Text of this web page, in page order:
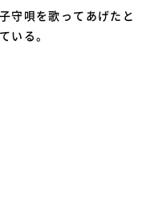
守唄を歌ってあげたと
いる。